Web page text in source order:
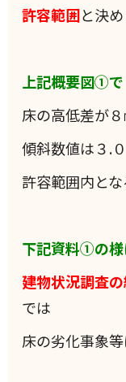
許容範囲と決
上記概要図①で
床の高低差が
傾斜数値は３.
許容範囲内とな
下記資料①の様
建物状況調査
では
床の劣化事象等